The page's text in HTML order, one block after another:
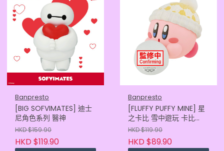
Banpresto
[BIG SOFVIMATES] 迪士
尼角色系列 醫神
HKD $159.90
HKD $119.90
Banpresto
[FLUFFY PUFFY MINE] 星
之卡比 雪中遊玩 卡比
(4573102697400)
HKD $119.90
HKD $89.90